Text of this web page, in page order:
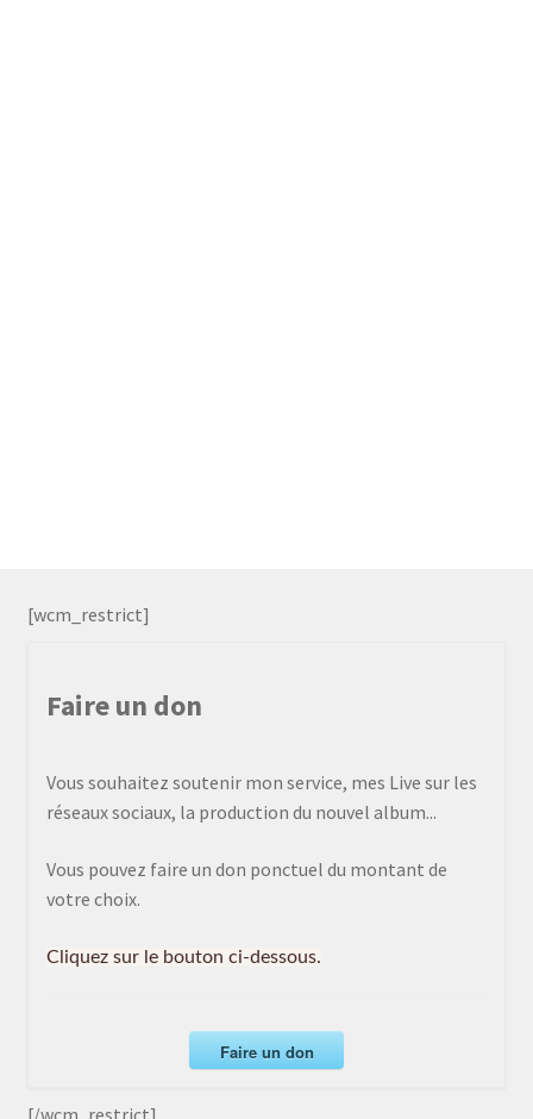
[wcm_restrict]
Faire un don
Vous souhaitez soutenir mon service, mes Live sur les
réseaux sociaux, la production du nouvel album...
Vous pouvez faire un don ponctuel du montant de
votre choix.
Cliquez sur le bouton ci-dessous.
Faire un don